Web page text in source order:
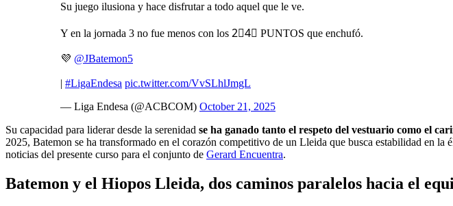
Su juego ilusiona y hace disfrutar a todo aquel que le ve.
Y en la jornada 3 no fue menos con los 2⃣4⃣ PUNTOS que enchufó.
💜 @JBatemon5
| #LigaEndesa pic.twitter.com/VvSLhlJmgL
— Liga Endesa (@ACBCOM) October 21, 2025
Su capacidad para liderar desde la serenidad se ha ganado tanto el respeto del vestuario como el
2025, Batemon se ha transformado en el corazón competitivo de un Lleida que busca estabilidad en
noticias del presente curso para el conjunto de Gerard Encuentra.
Batemon y el Hiopos Lleida, dos caminos paralelos hacia el